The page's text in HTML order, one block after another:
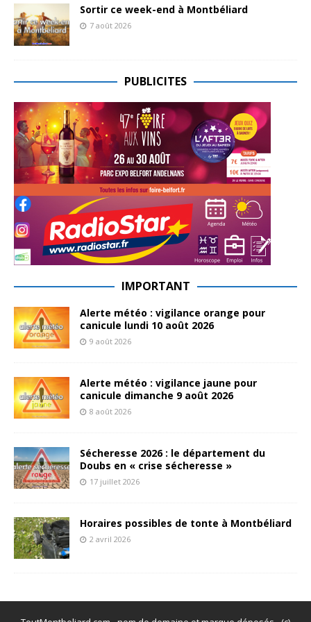
Sortir ce week-end à Montbéliard
7 août 2026
PUBLICITES
IMPORTANT
Alerte météo : vigilance orange pour
canicule lundi 10 août 2026
9 août 2026
Alerte météo : vigilance jaune pour
canicule dimanche 9 août 2026
8 août 2026
Sécheresse 2026 : le département du
Doubs en « crise sécheresse »
17 juillet 2026
Horaires possibles de tonte à Montbéliard
2 avril 2026